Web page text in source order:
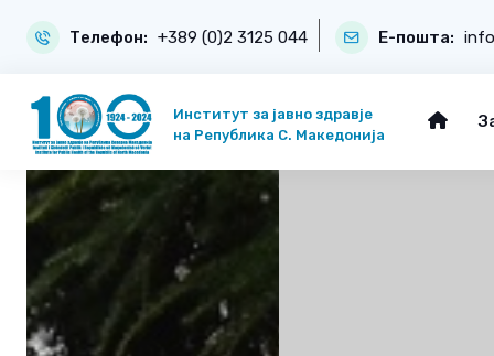
Телефон: +389 (0)2 3125 044 Е-пошта:
Институт за јавно здравје
на Република С. Македонија